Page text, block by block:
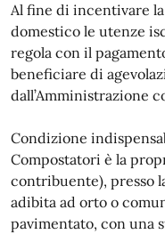
Al fine di incentivare
domestico le utenze
regola con il
beneficiare di
dall’Amministrazione
Condizione
Compostatori è la
contribuente), presso
adibita ad orto o
pavimentato, con una